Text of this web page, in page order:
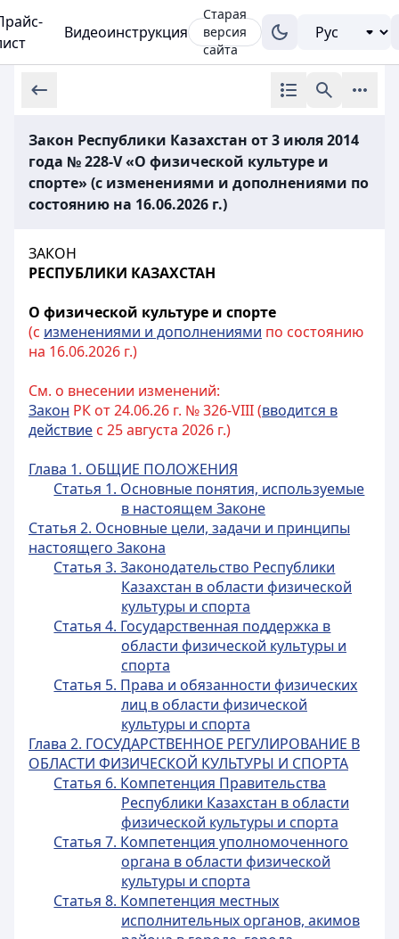
Видеоинструкция
Старая
версия
сайта
Закон Республики Казахстан от 3 июля 2014
года № 228-V «О физической культуре и
спорте» (с изменениями и дополнениями по
состоянию на 16.06.2026 г.)
ЗАКОН
РЕСПУБЛИКИ КАЗАХСТАН
О физической культуре и спорте
(с изменениями и дополнениями по состоянию
на 16.06.2026 г.)
См. о внесении изменений:
Закон РК от 24.06.26 г. № 326-VIII (вводится в
действие с 25 августа 2026 г.)
Глава 1. ОБЩИЕ ПОЛОЖЕНИЯ
Статья 1. Основные понятия, используемые
в настоящем Законе
Статья 2. Основные цели, задачи и принципы
настоящего Закона
Статья 3. Законодательство Республики
Казахстан в области физической
культуры и спорта
Статья 4. Государственная поддержка в
области физической культуры и
спорта
Статья 5. Права и обязанности физических
лиц в области физической
культуры и спорта
Глава 2. ГОСУДАРСТВЕННОЕ РЕГУЛИРОВАНИЕ В
ОБЛАСТИ ФИЗИЧЕСКОЙ КУЛЬТУРЫ И СПОРТА
Статья 6. Компетенция Правительства
Республики Казахстан в области
физической культуры и спорта
Статья 7. Компетенция уполномоченного
органа в области физической
культуры и спорта
Статья 8. Компетенция местных
исполнительных органов, акимов